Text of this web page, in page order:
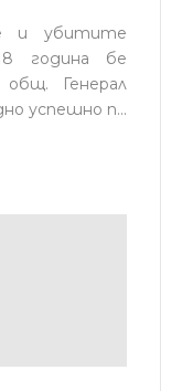
и убитите
година бе
Генерал
успешно п...